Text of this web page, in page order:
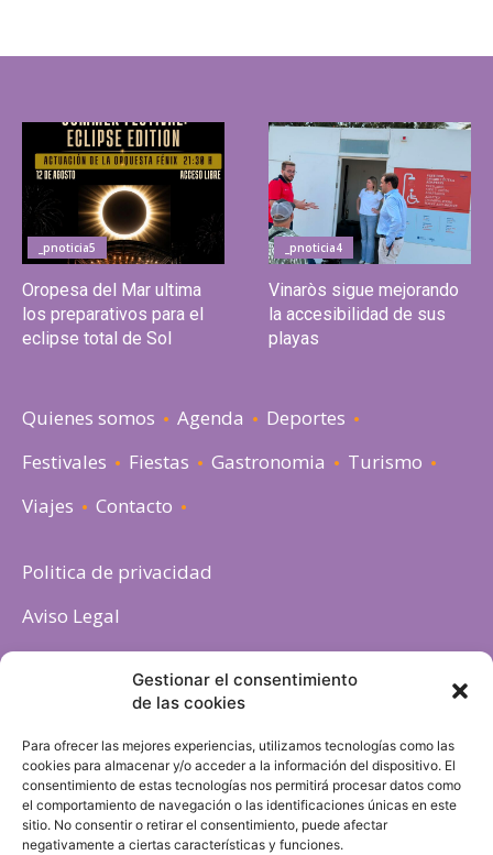
Gestionar el consentimiento
de las cookies
Para ofrecer las mejores experiencias, utilizamos tecnologías como las
cookies para almacenar y/o acceder a la información del dispositivo. El
consentimiento de estas tecnologías nos permitirá procesar datos como
el comportamiento de navegación o las identificaciones únicas en este
sitio. No consentir o retirar el consentimiento, puede afectar
negativamente a ciertas características y funciones.
_pnoticia5
Oropesa del Mar ultima
los preparativos para el
eclipse total de Sol
_pnoticia4
Vinaròs sigue mejorando
la accesibilidad de sus
playas
Quienes somos Agenda
Deportes
Festivales
Fiestas Gastronomia
Turismo
Viajes
Contacto
Politica de privacidad
Aviso Legal
Política de cookies